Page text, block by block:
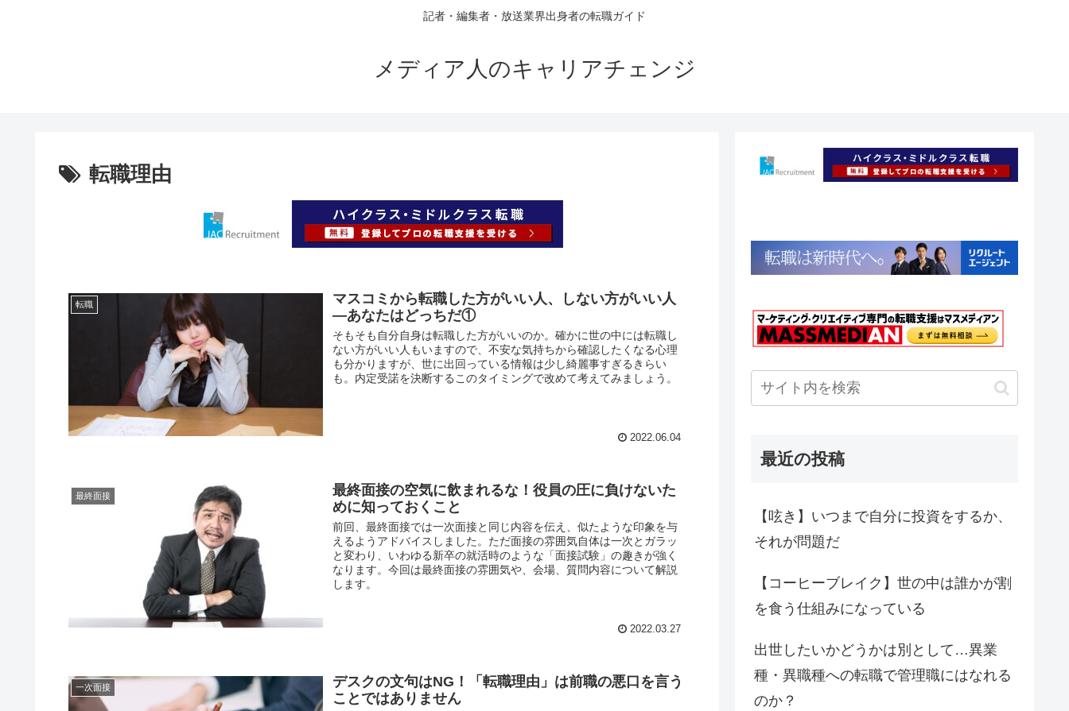
記者・編集者・放送業界出身者の転職ガイド
メディア人のキャリアチェンジ
転職理由
転職
マスコミから転職した方がいい人、しない方がいい人
—あなたはどっちだ①
そもそも自分自身は転職した方がいいのか。確かに世の中には転職し
ない方がいい人もいますので、不安な気持ちから確認したくなる心理
も分かりますが、世に出回っている情報は少し綺麗事すぎるきらい
も。内定受諾を決断するこのタイミングで改めて考えてみましょう。
2022.06.04
最終面接
最終面接の空気に飲まれるな！役員の圧に負けないた
めに知っておくこと
前回、最終面接では一次面接と同じ内容を伝え、似たような印象を与
えるようアドバイスしました。ただ面接の雰囲気自体は一次とガラッ
と変わり、いわゆる新卒の就活時のような「面接試験」の趣きが強く
なります。今回は最終面接の雰囲気や、会場、質問内容について解説
します。
2022.03.27
一次面接
デスクの文句はNG！「転職理由」は前職の悪口を言う
ことではありません
最近の投稿
【呟き】いつまで自分に投資をするか、
それが問題だ
【コーヒーブレイク】世の中は誰かが割
を食う仕組みになっている
出世したいかどうかは別として…異業
種・異職種への転職で管理職にはなれる
のか？